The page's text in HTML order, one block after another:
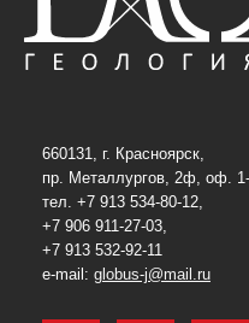
660131, г. Красноярск,
пр. Металлургов, 2ф, оф.
тел. +7 913 534-80-12,
+7 906 911-27-03,
+7 913 532-92-11
e-mail: globus-j@mail.ru